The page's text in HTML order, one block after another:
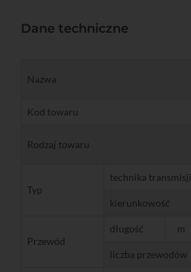
Dane techniczne
Nazwa
Kod towaru
Rodzaj towaru
Typ
technika transmisji
kierunkowość
Przewód
długość m
liczba przewodów